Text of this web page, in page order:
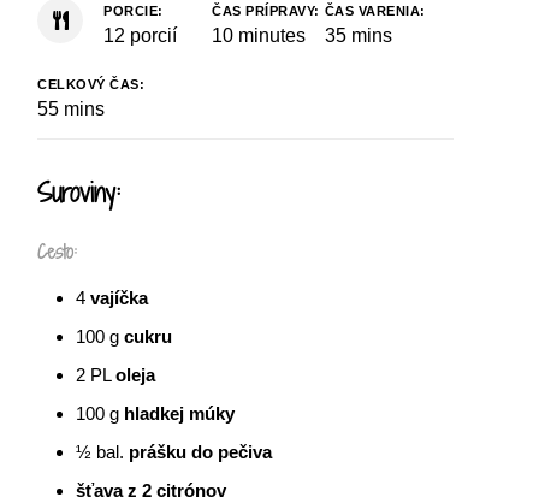
PORCIE:
12 porcií
ČAS PRÍPRAVY:
10 minutes
ČAS VARENIA:
35 mins
CELKOVÝ ČAS:
55 mins
Suroviny:
Cesto:
4 vajíčka
100 g cukru
2 PL oleja
100 g hladkej múky
½ bal. prášku do pečiva
šťava z 2 citrónov